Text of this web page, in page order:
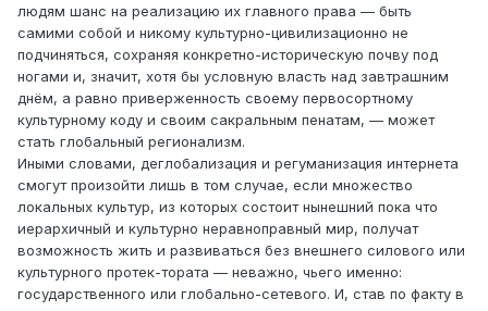
людям шанс на реализацию их главного права — быть
самими собой и никому культурно-цивилизационно не
подчиняться, сохраняя конкретно-историческую почву под
ногами и, значит, хотя бы условную власть над завтрашним
днём, а равно приверженность своему первосортному
культурному коду и своим сакральным пе­натам, — может
стать глобальный регионализм.
Иными словами, деглобализация и регуманизация интернета
смогут произойти лишь в том случае, если множество
локальных культур, из которых состоит нынешний пока что
иерархичный и культурно неравноправный мир, получат
возможность жить и развиваться без внешнего силового или
культурного протек-тората — неважно, чьего именно:
государственного или глобально-сетевого. И, став по факту в